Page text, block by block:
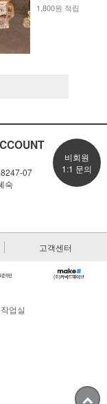
1,800원 적립
07
숙
비회원
1:1 문의
고객센터
업실